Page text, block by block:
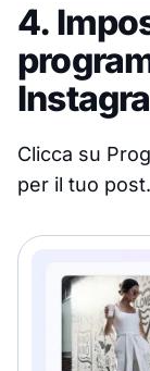
4.
Clicca su
per il tuo post.